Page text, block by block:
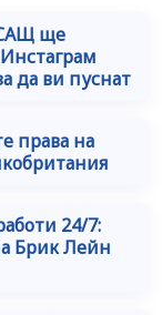
САЩ ще
да ви пуснат
права на
24/7:
Брик Лейн